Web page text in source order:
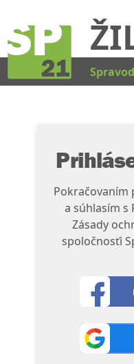
Pokračovaním
a súhlasím s
Zásady
spoločnosťi